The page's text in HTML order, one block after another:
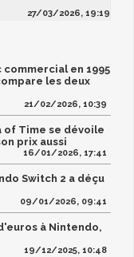
27/03/2026, 19:19
commercial en 1995
les deux
21/02/2026, 10:39
of Time se dévoile
prix aussi
16/01/2026, 17:41
Switch 2 a déçu
09/01/2026, 09:41
à Nintendo,
19/12/2025, 10:48